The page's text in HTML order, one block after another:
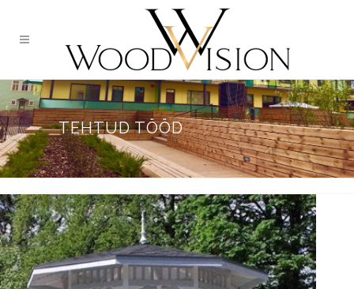
TEHTUD TÖÖD